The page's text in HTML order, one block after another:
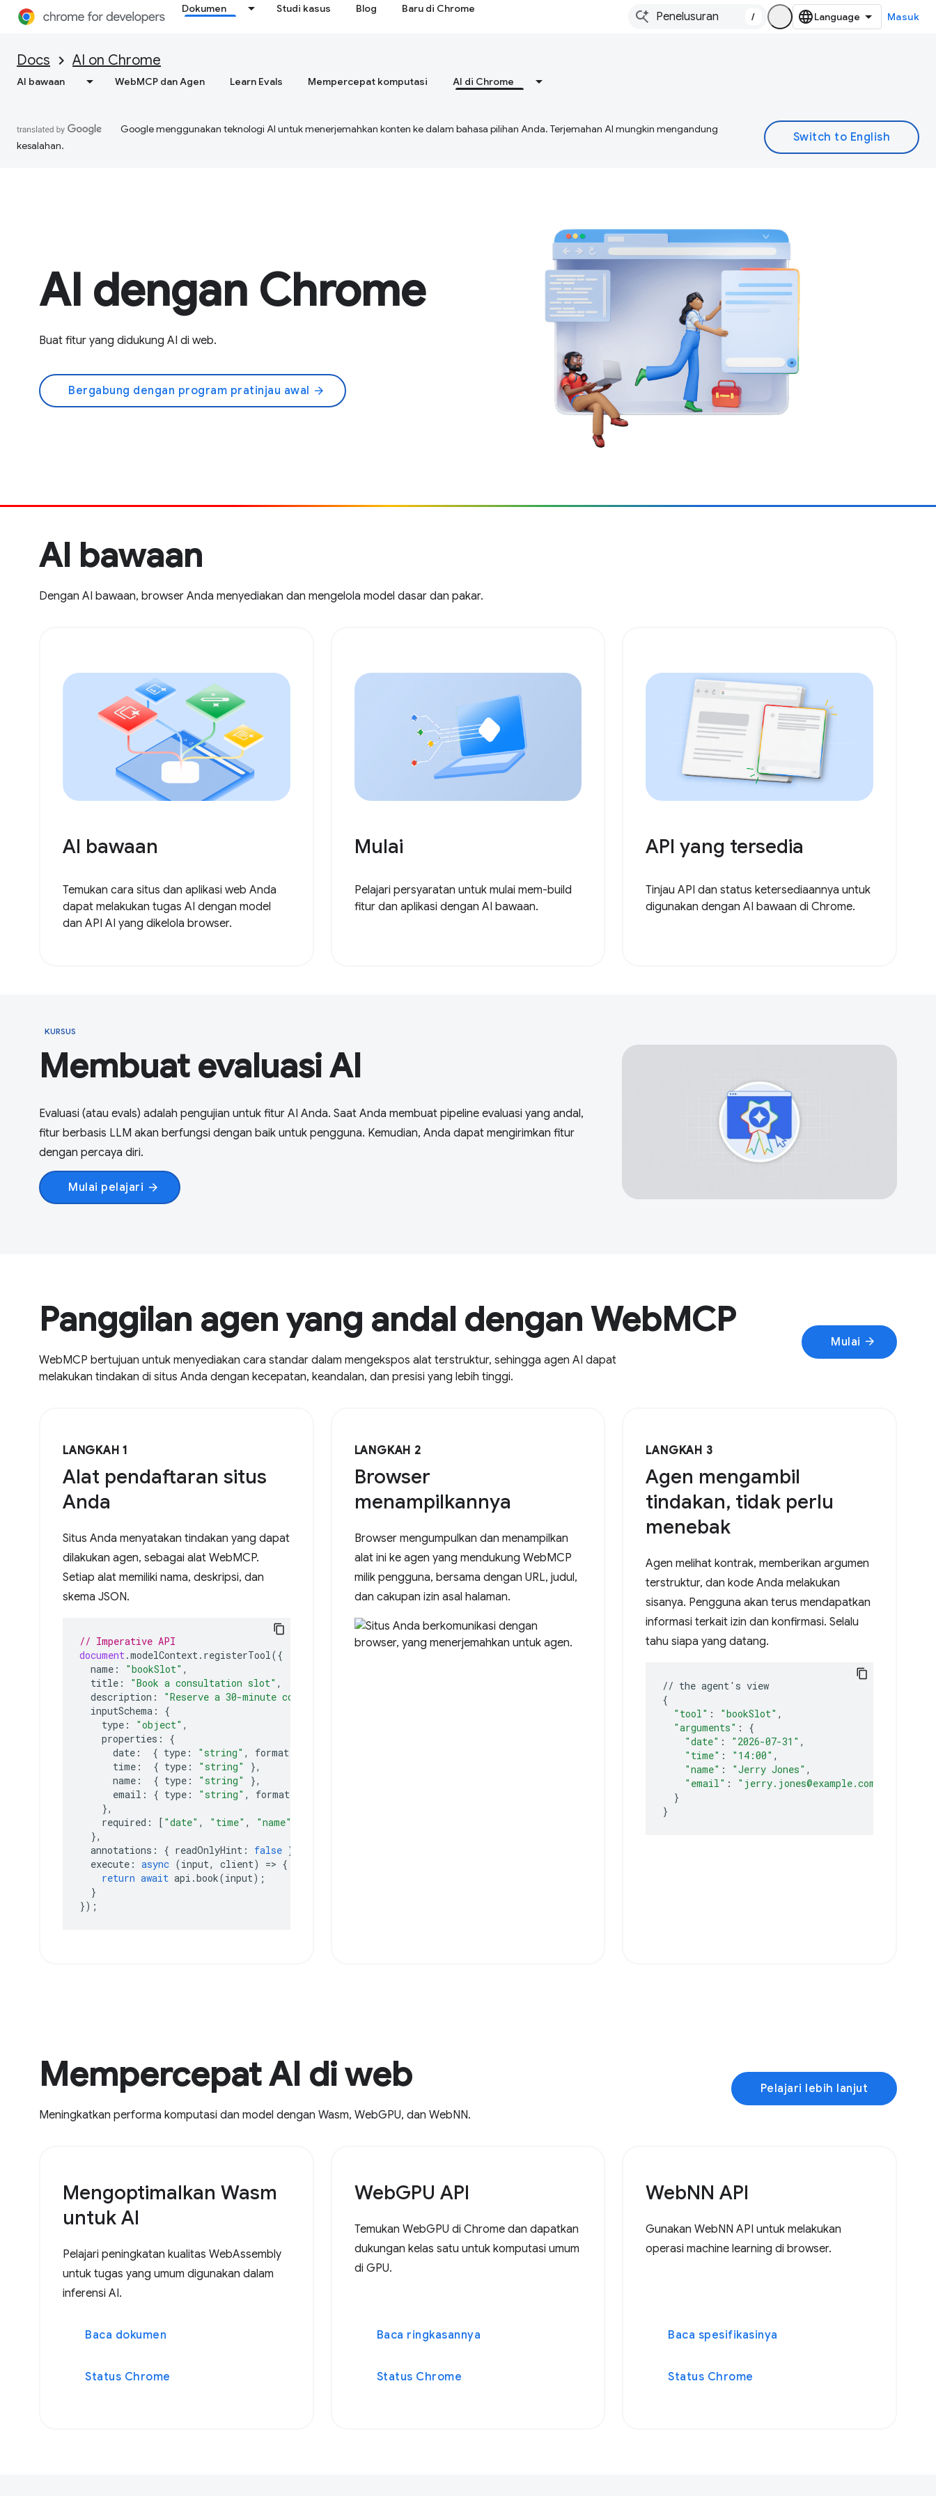
Dokumen Studi kasus Blog Baru di Chrome
/ Masuk
Docs AI on Chrome
AI bawaan WebMCP dan Agen Learn Evals Mempercepat komputasi AI di Chrome
Google menggunakan teknologi AI untuk menerjemahkan konten ke dalam bahasa pilihan Anda. Terjemahan AI mungkin mengandung
kesalahan.
AI dengan Chrome
Buat fitur yang didukung AI di web.
Bergabung dengan program pratinjau awal arrow_forward
AI bawaan
Dengan AI bawaan, browser Anda menyediakan dan mengelola model dasar dan pakar.
AI bawaan
Temukan cara situs dan aplikasi web Anda
dapat melakukan tugas AI dengan model
dan API AI yang dikelola browser.
Mulai
Pelajari persyaratan untuk mulai mem-build
fitur dan aplikasi dengan AI bawaan.
API yang tersedia
Tinjau API dan status ketersediaannya untuk
digunakan dengan AI bawaan di Chrome.
KURSUS
Membuat evaluasi AI
Evaluasi (atau evals) adalah pengujian untuk fitur AI Anda. Saat Anda membuat pipeline evaluasi yang andal,
fitur berbasis LLM akan berfungsi dengan baik untuk pengguna. Kemudian, Anda dapat mengirimkan fitur
dengan percaya diri.
Mulai pelajari arrow_forward
Panggilan agen yang andal dengan WebMCP
WebMCP bertujuan untuk menyediakan cara standar dalam mengekspos alat terstruktur, sehingga agen AI dapat
melakukan tindakan di situs Anda dengan kecepatan, keandalan, dan presisi yang lebih tinggi.
Mulai arrow_forward
LANGKAH 1
Alat pendaftaran situs
Anda
Situs Anda menyatakan tindakan yang dapat
dilakukan agen, sebagai alat WebMCP.
Setiap alat memiliki nama, deskripsi, dan
skema JSON.
// Imperative API
document .modelContext . registerTool ({
name : "bookSlot" ,
title : "Book a consultation slot" ,
description : "Reserve a 30-minute consultation."
inputSchema :
{
type : "object" ,
properties :
{
date : { type : "string" , format
time : { type : "string"
},
name : { type : "string"
},
email : { type : "string" , format
},
required : [ "date" , "time" , "name"
},
annotations : { readOnlyHint : false },
execute : async (input, client) => {
return await api .book(input);
}
});
LANGKAH 2
Browser
menampilkannya
Browser mengumpulkan dan menampilkan
alat ini ke agen yang mendukung WebMCP
milik pengguna, bersama dengan URL, judul,
dan cakupan izin asal halaman.
LANGKAH 3
Agen mengambil
tindakan, tidak perlu
menebak
Agen melihat kontrak, memberikan argumen
terstruktur, dan kode Anda melakukan
sisanya. Pengguna akan terus mendapatkan
informasi terkait izin dan konfirmasi. Selalu
tahu siapa yang datang.
// the agent ' s
{
"tool" : "bookSlot"
"arguments" :
{
"date" : "2026-07-31"
"time" : "14:00"
"name" : "Jerry Jones"
"email" :
"jerry.jones@example.com"
}
}
Mempercepat AI di web
Meningkatkan performa komputasi dan model dengan Wasm, WebGPU, dan WebNN.
Pelajari lebih lanjut
Mengoptimalkan Wasm
untuk AI
Pelajari peningkatan kualitas WebAssembly
untuk tugas yang umum digunakan dalam
inferensi AI.
Baca dokumen
Status Chrome
WebGPU API
Temukan WebGPU di Chrome dan dapatkan
dukungan kelas satu untuk komputasi umum
di GPU.
Baca ringkasannya
Status Chrome
WebNN API
Gunakan WebNN API untuk melakukan
operasi machine learning di browser.
Baca spesifikasinya
Status Chrome